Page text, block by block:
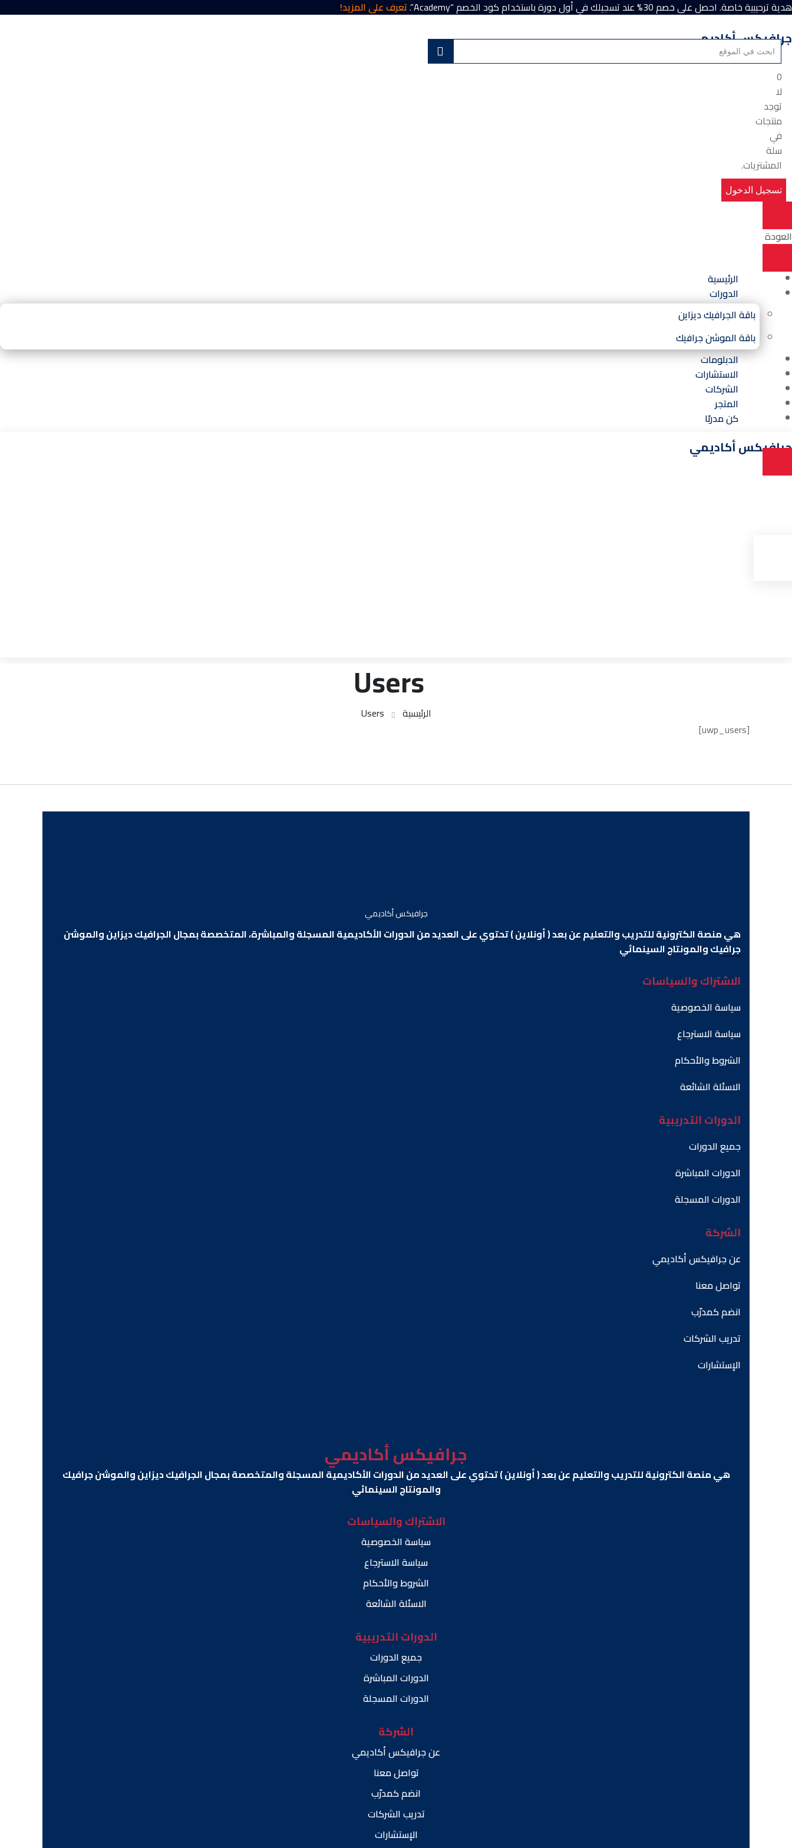
هدية ترحيبية خاصة. احصل على خصم 30% عند تسجيلك في أول دورة باستخدام كود الخصم “Academy”. تعرف على المزيد!
جرافيكس أكاديمي
0
لا
توجد
منتجات
في
سلة
المشتريات.
تسجيل الدخول
العودة
الرئيسية
الدورات
باقة الجرافيك ديزاين
باقة الموشن جرافيك
الدبلومات
الاستشارات
الشركات
المتجر
كن مدربًا
جرافيكس أكاديمي
Users
الرئيسية
Users
[uwp_users]
جرافيكس أكاديمي
هي منصة الكترونية للتدريب والتعليم عن بعد ( أونلاين ) تحتوي على العديد من الدورات الأكاديمية المسجلة والمباشرة، المتخصصة بمجال الجرافيك ديزاين والموشن
جرافيك والمونتاج السينمائي
الاشتراك والسياسات
سياسة الخصوصية
سياسة الاسترجاع
الشروط والأحكام
الاسئلة الشائعة
الدورات التدريبية
جميع الدورات
الدورات المباشرة
الدورات المسجلة
الشركة
عن جرافيكس أكاديمي
تواصل معنا
انضم كمدرّب
تدريب الشركات
الإستشارات
جرافيكس أكاديمي
هي منصة الكترونية للتدريب والتعليم عن بعد ( أونلاين ) تحتوي على العديد من الدورات الأكاديمية المسجلة والمتخصصة بمجال الجرافيك ديزاين والموشن جرافيك
والمونتاج السينمائي
الاشتراك والسياسات
سياسة الخصوصية
سياسة الاسترجاع
الشروط والأحكام
الاسئلة الشائعة
الدورات التدريبية
جميع الدورات
الدورات المباشرة
الدورات المسجلة
الشركة
عن جرافيكس أكاديمي
تواصل معنا
انضم كمدرّب
تدريب الشركات
الإستشارات